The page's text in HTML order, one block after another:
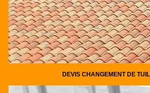
DEVIS CHANGEMENT DE